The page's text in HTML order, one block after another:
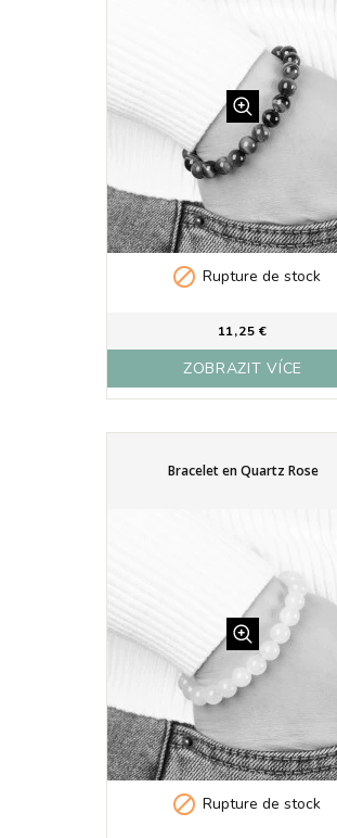
 Rupture de stock
11,25 €
ZOBRAZIT VÍCE
Bracelet en Quartz Rose
 Rupture de stock